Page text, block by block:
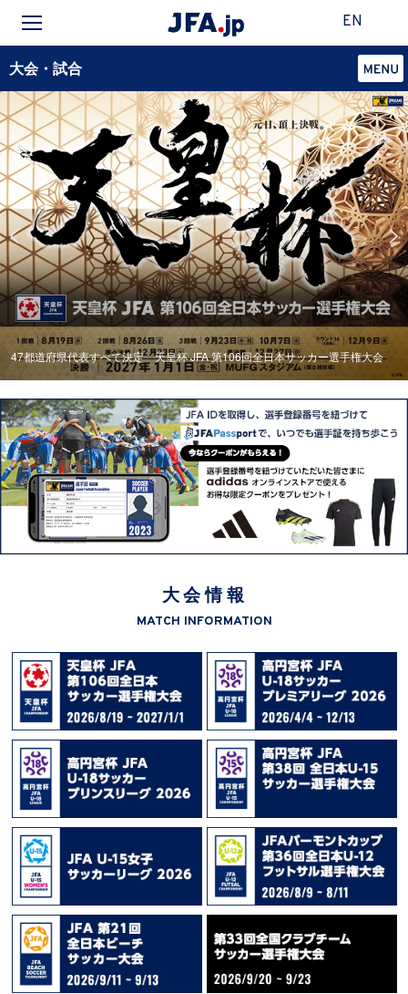
EN
大会・試合
47都道府県代表すべて決定 天皇杯 JFA 第106回全日本サッカー選手権大会
大会情報
MATCH INFORMATION